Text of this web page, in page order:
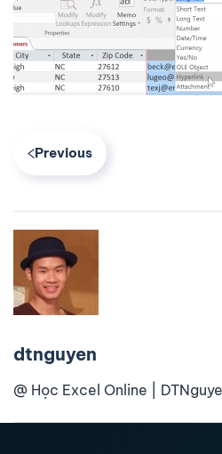
Previous
dtnguyen
@ Học Excel Online |